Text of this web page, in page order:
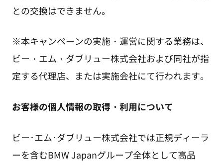
との交換はできません。
※本キャンペーンの実施・運営に関する業務は、
ビー・エム・ダブリュー株式会社および同社が指
定する代理店、または実施会社にて行われます。
お客様の個人情報の取得・利用について
ビー･エム･ダブリュー株式会社では正規ディーラ
ーを含むBMW Japanグループ全体として高品